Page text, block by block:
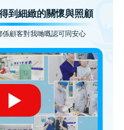
到細緻的關懷與照顧
顧客對我哋嘅認可同安心